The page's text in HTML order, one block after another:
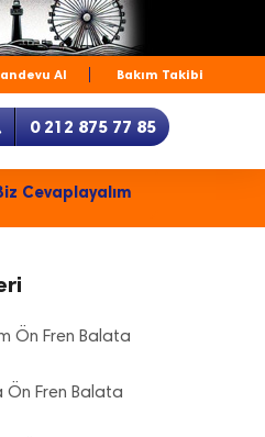
Al Bakım Takibi
0 212 875 77 85
Cevaplayalım
Ön Fren Balata
Ön Fren Balata